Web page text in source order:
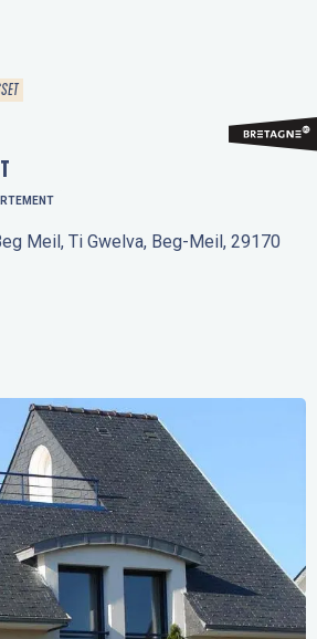
Meil, Ti Gwelva, Beg-Meil, 29170